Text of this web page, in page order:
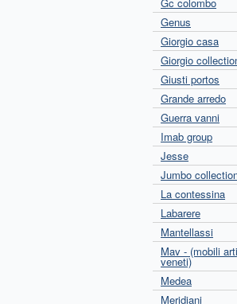
Genus
Giorgio casa
Giorgio
Giusti portos
Grande arredo
Guerra vanni
Imab group
Jesse
Jumbo
La contessina
Labarere
Mantellassi
Mav - (mobili
veneti)
Medea
Meridiani